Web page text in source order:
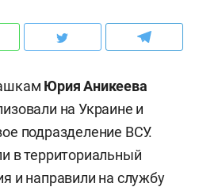
Юрия Аникеева
на Украине и
подразделение ВСУ.
в территориальный
и направили на службу